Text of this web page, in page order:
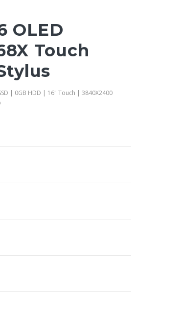
OLED
Touch
| 0GB HDD | 16" Touch | 3840X2400